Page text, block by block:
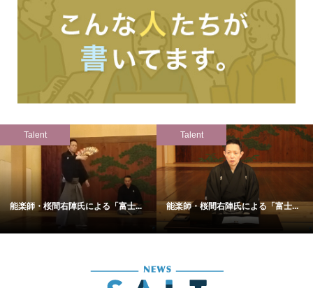
Talent
能楽師・桜間右陣氏による「富士...
Talent
能楽師・桜間右陣氏による「富士...